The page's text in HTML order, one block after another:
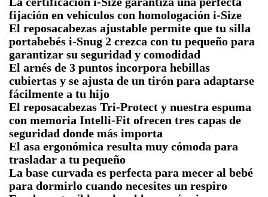
fijación en vehículos con homologación i-Size
El reposacabezas ajustable permite que tu silla
portabebés i-Snug 2 crezca con tu pequeño para
garantizar su seguridad y comodidad
El arnés de 3 puntos incorpora hebillas
cubiertas y se ajusta de un tirón para adaptarse
fácilmente a tu hijo
El reposacabezas Tri-Protect y nuestra espuma
con memoria Intelli-Fit ofrecen tres capas de
seguridad donde más importa
El asa ergonómica resulta muy cómoda para
trasladar a tu pequeño
La base curvada es perfecta para mecer al bebé
para dormirlo cuando necesites un respiro